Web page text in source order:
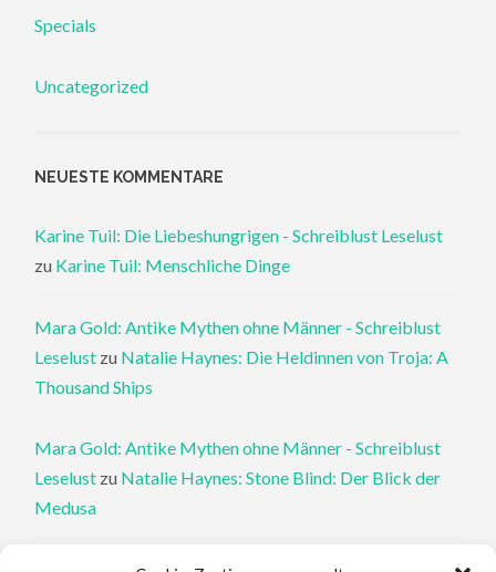
Specials
Uncategorized
NEUESTE KOMMENTARE
Karine Tuil: Die Liebeshungrigen - Schreiblust Leselust
zu Karine Tuil: Menschliche Dinge
Mara Gold: Antike Mythen ohne Männer - Schreiblust
Leselust zu Natalie Haynes: Die Heldinnen von Troja: A
Thousand Ships
Mara Gold: Antike Mythen ohne Männer - Schreiblust
Leselust zu Natalie Haynes: Stone Blind: Der Blick der
Medusa